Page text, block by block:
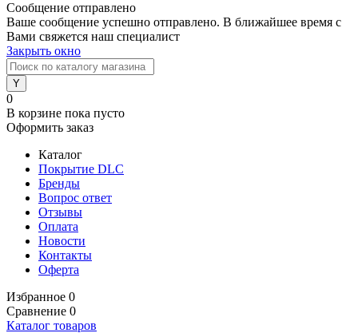
Сообщение отправлено
Ваше сообщение успешно отправлено. В ближайшее время с
Вами свяжется наш специалист
Закрыть окно
0
В корзине пока пусто
Оформить заказ
Каталог
Покрытие DLC
Бренды
Вопрос ответ
Отзывы
Оплата
Новости
Контакты
Оферта
Избранное 0
Сравнение 0
Каталог товаров